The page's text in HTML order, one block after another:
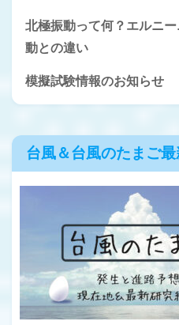
北極振動って何？エルニ
動との違い
模擬試験情報のお知らせ
台風＆台風のたまご